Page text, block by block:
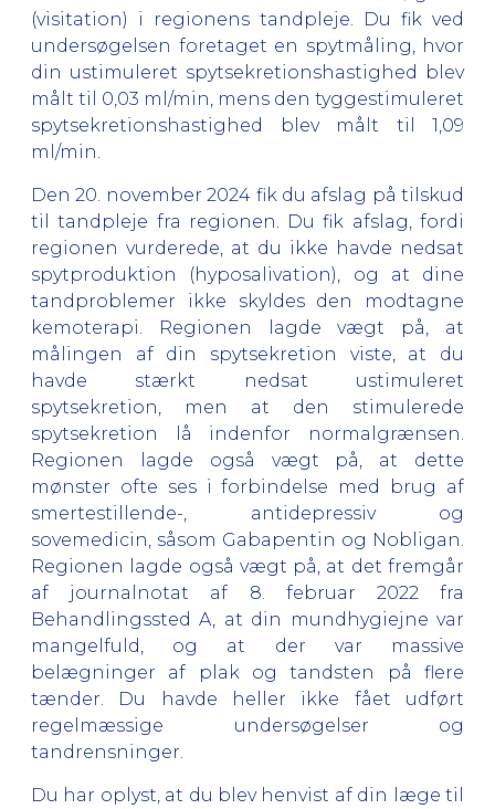
(visitation) i regionens tandpleje. Du fik ved
undersøgelsen foretaget en spytmåling, hvor
din ustimuleret spytsekretionshastighed blev
målt til 0,03 ml/min, mens den tyggestimuleret
spytsekretionshastighed blev målt til 1,09
ml/min.
Den 20. november 2024 fik du afslag på tilskud
til tandpleje fra regionen. Du fik afslag, fordi
regionen vurderede, at du ikke havde nedsat
spytproduktion (hyposalivation), og at dine
tandproblemer ikke skyldes den modtagne
kemoterapi. Regionen lagde vægt på, at
målingen af din spytsekretion viste, at du
havde stærkt nedsat ustimuleret
spytsekretion, men at den stimulerede
spytsekretion lå indenfor normalgrænsen.
Regionen lagde også vægt på, at dette
mønster ofte ses i forbindelse med brug af
smertestillende-, antidepressiv og
sovemedicin, såsom Gabapentin og Nobligan.
Regionen lagde også vægt på, at det fremgår
af journalnotat af 8. februar 2022 fra
Behandlingssted A, at din mundhygiejne var
mangelfuld, og at der var massive
belægninger af plak og tandsten på flere
tænder. Du havde heller ikke fået udført
regelmæssige undersøgelser og
tandrensninger.
Du har oplyst, at du blev henvist af din læge til